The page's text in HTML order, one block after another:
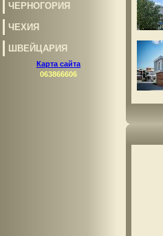
ЧЕРНОГОРИЯ
ЧЕХИЯ
ШВЕЙЦАРИЯ
Карта сайта
063866606